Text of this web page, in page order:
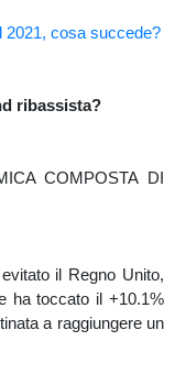
ribassista?
COMPOSTA DI
il Regno Unito,
ha toccato il +10.1%
a raggiungere un